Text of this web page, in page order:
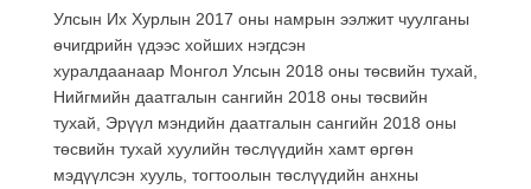
Улсын Их Хурлын 2017 оны намрын ээлжит чуулганы
өчигдрийн үдээс хойших нэгдсэн
хуралдаанаар Монгол Улсын 2018 оны төсвийн тухай,
Нийгмийн даатгалын сангийн 2018 оны төсвийн
тухай, Эрүүл мэндийн даатгалын сангийн 2018 оны
төсвийн тухай хуулийн төслүүдийн хамт өргөн
мэдүүлсэн хууль, тогтоолын төслүүдийн анхны